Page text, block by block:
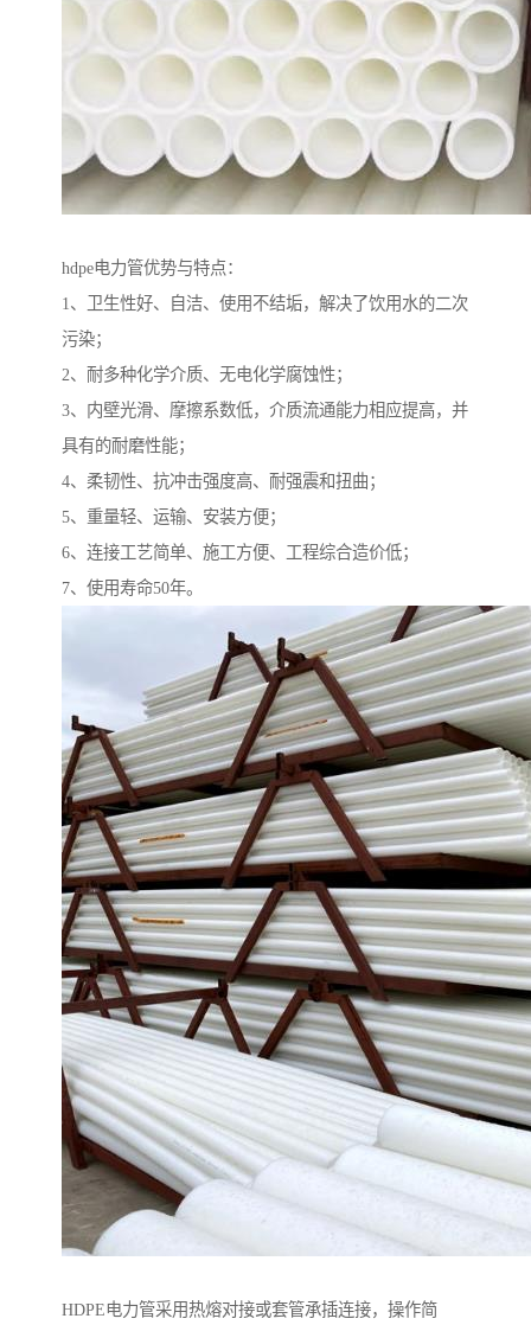
hdpe电力管优势与特点：
1、卫生性好、自洁、使用不结垢，解决了饮用水的二次
污染；
2、耐多种化学介质、无电化学腐蚀性；
3、内壁光滑、摩擦系数低，介质流通能力相应提高，并
具有的耐磨性能；
4、柔韧性、抗冲击强度高、耐强震和扭曲；
5、重量轻、运输、安装方便；
6、连接工艺简单、施工方便、工程综合造价低；
7、使用寿命50年。
HDPE电力管采用热熔对接或套管承插连接，操作简